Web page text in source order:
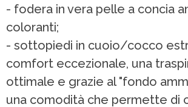
- fodera in vera pelle a concia
coloranti;
- sottopiedi in cuoio/cocco
comfort eccezionale, una
ottimale e grazie al "fondo
una comodità che permette di